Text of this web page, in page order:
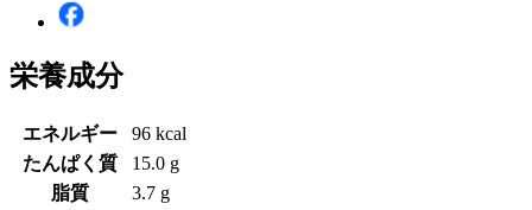
栄養成分
エネルギー
96 kcal
たんぱく質
15.0 g
脂質
3.7 g